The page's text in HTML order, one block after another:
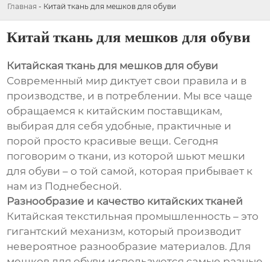
Главная - Китай ткань для мешков для обуви
Китай ткань для мешков для обуви
Китайская ткань для мешков для обуви
Современный мир диктует свои правила и в
производстве, и в потреблении. Мы все чаще
обращаемся к китайским поставщикам,
выбирая для себя удобные, практичные и
порой просто красивые вещи. Сегодня
поговорим о ткани, из которой шьют мешки
для обуви – о той самой, которая прибывает к
нам из Поднебесной.
Разнообразие и качество китайских тканей
Китайская текстильная промышленность – это
гигантский механизм, который производит
невероятное разнообразие материалов. Для